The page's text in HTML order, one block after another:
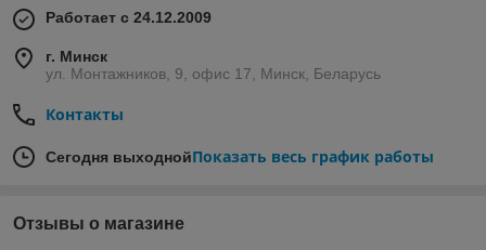
Работает с 24.12.2009
г. Минск
ул. Монтажников, 9, офис 17, Минск, Беларусь
Контакты
Сегодня выходнойПоказать весь график работы
Отзывы о магазине